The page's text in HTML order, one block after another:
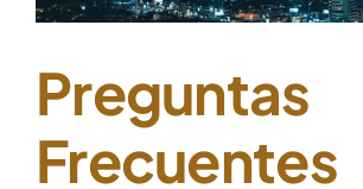
Preguntas
Frecuentes